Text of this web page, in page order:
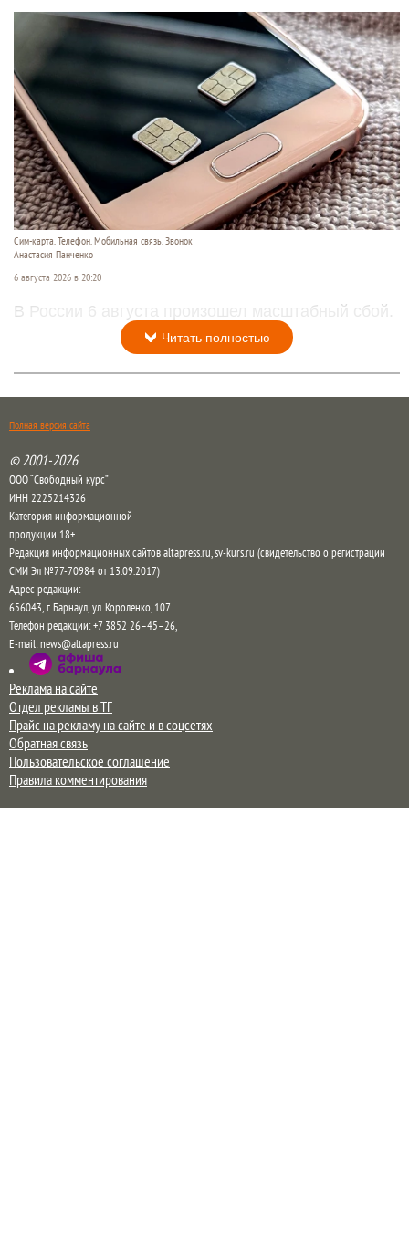
Сим-карта. Телефон. Мобильная связь. Звонок
Анастасия Панченко
6 августа 2026 в 20:20
В России 6 августа произошел масштабный сбой.
Читать полностью
Полная версия сайта
© 2001-2026
ООО “Свободный курс”
ИНН 2225214326
Категория информационной
продукции 18+
Редакция информационных сайтов altapress.ru, sv-kurs.ru (свидетельство о регистрации
СМИ Эл №77-70984 от 13.09.2017)
Адрес редакции:
656043,г. Барнаул,ул. Короленко, 107
Телефон редакции:+7 3852 26–45–26,
E-mail:news@altapress.ru
Реклама на сайте
Отдел рекламы в ТГ
Прайс на рекламу на сайте и в соцсетях
Обратная связь
Пользовательское соглашение
Правила комментирования